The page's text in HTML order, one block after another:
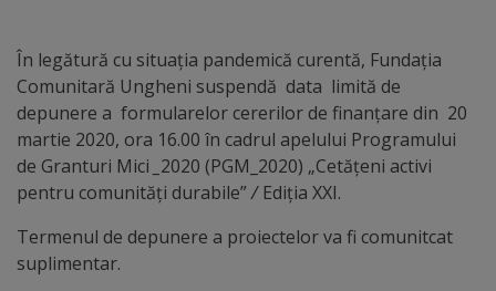
înfrățite
Distincții
Cetățeni
onoare
În legătură cu situația pandemică curentă, Fundația
Comunitară Ungheni suspendă data limită de
depunere a formularelor cererilor de finanțare din 20
martie 2020, ora 16.00 în cadrul apelului Programului
de Granturi Mici 2020 (PGM_2020) „Cetățeni activi
pentru comunități durabile”/Ediția XXI.
Termenul de depunere a proiectelor va fi comunitcat
suplimentar.